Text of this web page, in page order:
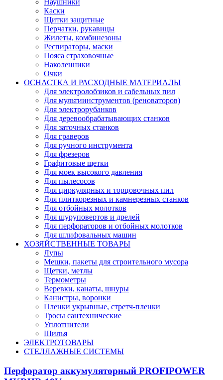
Каски
Щитки защитные
Перчатки, рукавицы
Жилеты, комбинезоны
Респираторы, маски
Пояса страховочные
Наколенники
Очки
ОСНАСТКА И РАСХОДНЫЕ МАТЕРИАЛЫ
Для электролобзиков и сабельных пил
Для мультиинструментов (реноваторов)
Для электрорубанков
Для деревообрабатывающих станков
Для заточных станков
Для граверов
Для ручного инструмента
Для фрезеров
Графитовые щетки
Для моек высокого давления
Для пылесосов
Для циркулярных и торцовочных пил
Для плиткорезных и камнерезных станков
Для отбойных молотков
Для шуруповертов и дрелей
Для перфораторов и отбойных молотков
Для шлифовальных машин
ХОЗЯЙСТВЕННЫЕ ТОВАРЫ
Лупы
Мешки, пакеты для строительного мусора
Щетки, метлы
Термометры
Веревки, канаты, шнуры
Канистры, воронки
Пленки укрывные, стретч-пленки
Тросы сантехнические
Уплотнители
Шилья
ЭЛЕКТРОТОВАРЫ
СТЕЛЛАЖНЫЕ СИСТЕМЫ
Перфоратор аккумуляторный PROFIPOWER